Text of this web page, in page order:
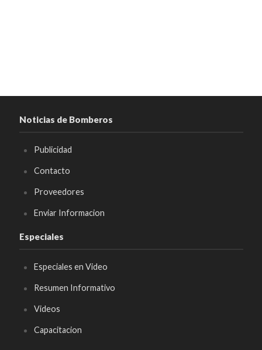
Noticias de Bomberos
Publicidad
Contacto
Proveedores
Enviar Informacion
Especiales
Especiales en Video
Resumen Informativo
Videos
Capacitacion